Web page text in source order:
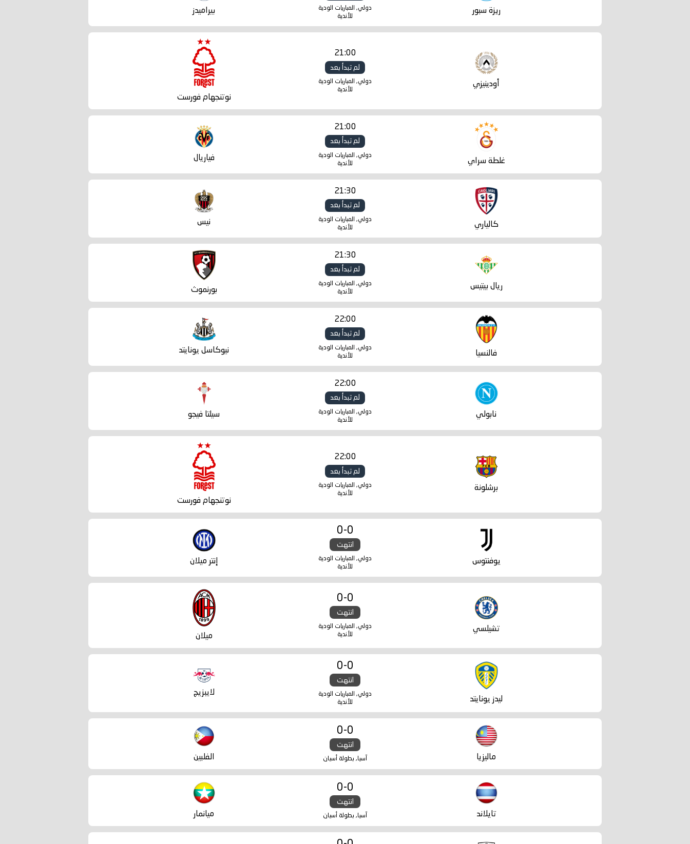
ريزة سبور
دولي, المباريات الودية
للأندية
بيراميدز
أودينيزي
21:00
لم تبدأ بعد
دولي, المباريات الودية
للأندية
نوتنجهام فورست
غلطة سراي
21:00
لم تبدأ بعد
دولي, المباريات الودية
للأندية
فياريال
كالياري
21:30
لم تبدأ بعد
دولي, المباريات الودية
للأندية
نيس
ريال بيتيس
21:30
لم تبدأ بعد
دولي, المباريات الودية
للأندية
بورنموث
فالنسيا
22:00
لم تبدأ بعد
دولي, المباريات الودية
للأندية
نيوكاسل يونايتد
نابولي
22:00
لم تبدأ بعد
دولي, المباريات الودية
للأندية
سيلتا فيجو
برشلونة
22:00
لم تبدأ بعد
دولي, المباريات الودية
للأندية
نوتنجهام فورست
يوفنتوس
0
-
0
انتهت
دولي, المباريات الودية
للأندية
إنتر ميلان
تشيلسي
0
-
0
انتهت
دولي, المباريات الودية
للأندية
ميلان
ليدز يونايتد
0
-
0
انتهت
دولي, المباريات الودية
للأندية
لايبزيج
ماليزيا
0
-
0
انتهت
آسيا, بطولة أسيان الفلبين
تايلاند
0
-
0
انتهت
آسيا, بطولة أسيان ميانمار